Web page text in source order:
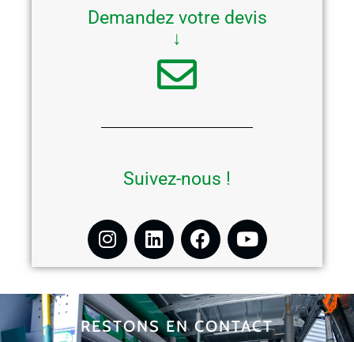
Demandez votre devis
↓
Suivez-nous !
RESTONS EN CONTACT